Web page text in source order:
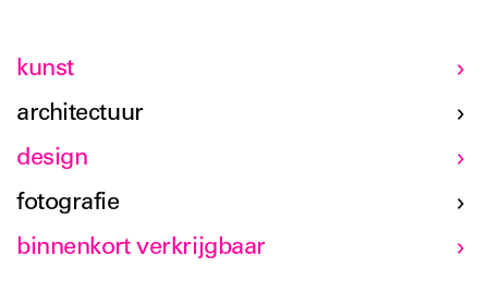
kunst
architectuur
design
fotografie
binnenkort verkrijgbaar